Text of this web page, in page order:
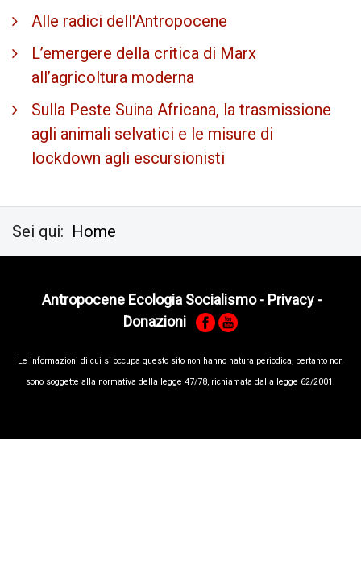
Alle radici dell'Antropocene
L’emergere della critica di Marx
all’agricoltura moderna
Sulla Peste Suina Africana, la trasmissione
agli animali selvatici e le misure di
lockdown agli escursionisti
Sei qui: Home
Antropocene Ecologia Socialismo - Privacy -
Donazioni
Le informa­zioni di cui si occupa questo sito non hanno na­tura periodica, pertanto non
sono sog­gette alla normativa della legge 47/78, richiamata dalla leg­ge 62/­2001.